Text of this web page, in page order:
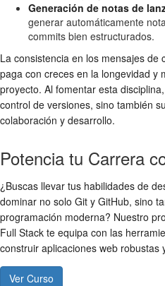
Generación de notas de
generar automáticamente
commits bien estructurados.
La consistencia en los mensajes de
paga con creces en la longevidad y
proyecto. Al fomentar esta
control de versiones, sino también
colaboración y desarrollo.
Potencia tu Carrera
¿Buscas llevar tus habilidades de
dominar no solo Git y GitHub, sino
programación moderna? Nuestro
Full Stack te equipa con las
construir aplicaciones web robustas
Ver Curso